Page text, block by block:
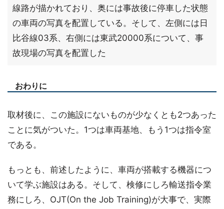
線路が描かれており、奥には事故後に停車した状態
の車両の写真を配置している。そして、左側には日
比谷線03系、右側には東武20000系について、事
故現場の写真を配置した
おわりに
取材後に、この施設にないものが少なくとも2つあった
ことに気がついた。1つは車両基地、もう1つは指令室
である。
もっとも、前述したように、車両が搭載する機器につ
いて学ぶ施設はある。そして、検修にしろ輸送指令業
務にしろ、OJT(On the Job Training)が大事で、実際